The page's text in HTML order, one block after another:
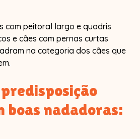
com peitoral largo e quadris
e cães com pernas curtas
na categoria dos cães que
predisposição
boas nadadoras: